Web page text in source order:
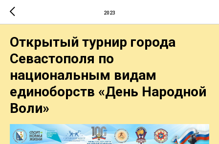
2023
Открытый турнир города
Севастополя по
национальным видам
единоборств «День Народной
Воли»